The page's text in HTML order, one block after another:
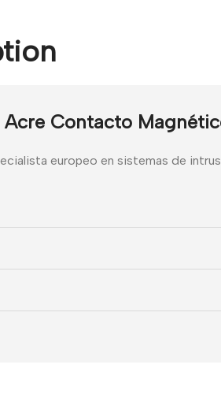
Contacto
europeo en sistemas de